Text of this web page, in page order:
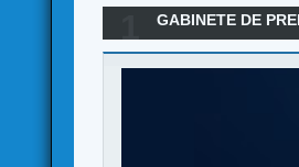
GABINETE DE